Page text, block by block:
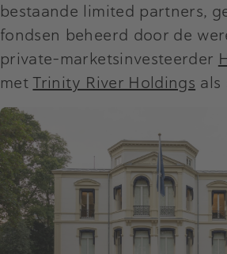
bestaande limited partners,
fondsen beheerd door de
private-marketsinvesteerder
metTrinity River Holdings als